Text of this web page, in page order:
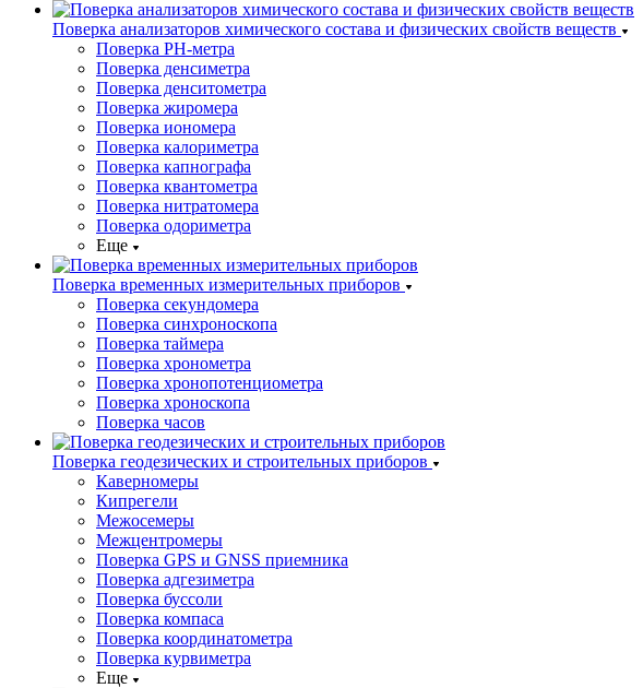
Поверка анализаторов химического состава и физических свойств веществ
Поверка PH-метра
Поверка денсиметра
Поверка денситометра
Поверка жиромера
Поверка иономера
Поверка калориметра
Поверка капнографа
Поверка квантометра
Поверка нитратомера
Поверка одориметра
Еще
Поверка временных измерительных приборов
Поверка секундомера
Поверка синхроноскопа
Поверка таймера
Поверка хронометра
Поверка хронопотенциометра
Поверка хроноскопа
Поверка часов
Поверка геодезических и строительных приборов
Каверномеры
Кипрегели
Межосемеры
Межцентромеры
Поверка GPS и GNSS приемника
Поверка адгезиметра
Поверка буссоли
Поверка компаса
Поверка координатометра
Поверка курвиметра
Еще